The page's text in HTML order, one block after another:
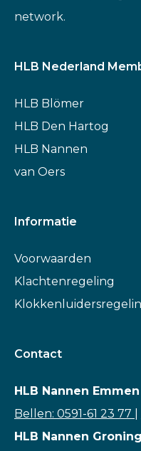
network.
HLB Nederland
HLB Blömer
HLB Den Hartog
HLB Nannen
van Oers
Informatie
Voorwaarden
Klachtenregeling
Contact
HLB Nannen Emmen
Bellen: 0591-61 23 77
HLB Nannen